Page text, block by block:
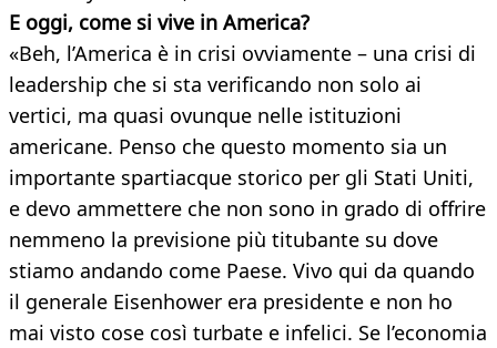
E oggi, come si vive in America?
«Beh, l’America è in crisi ovviamente – una crisi di
leadership che si sta verificando non solo ai
vertici, ma quasi ovunque nelle istituzioni
americane. Penso che questo momento sia un
importante spartiacque storico per gli Stati Uniti,
e devo ammettere che non sono in grado di offrire
nemmeno la previsione più titubante su dove
stiamo andando come Paese. Vivo qui da quando
il generale Eisenhower era presidente e non ho
mai visto cose così turbate e infelici. Se l’economia